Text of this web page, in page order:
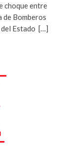
choque entre
de Bomberos
del Estado […]